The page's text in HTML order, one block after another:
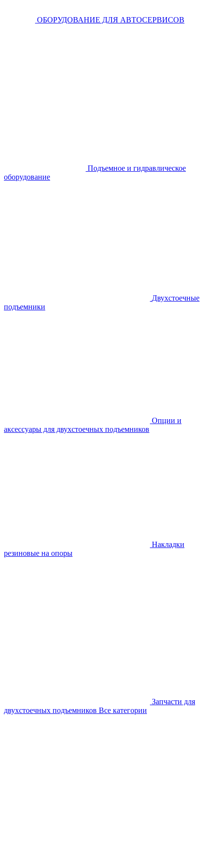
ОБОРУДОВАНИЕ ДЛЯ АВТОСЕРВИСОВ
Подъемное и гидравлическое
оборудование
Двухстоечные
подъемники
Опции и
аксессуары для двухстоечных подъемников
Накладки
резиновые на опоры
Запчасти для
двухстоечных подъемников Все категории